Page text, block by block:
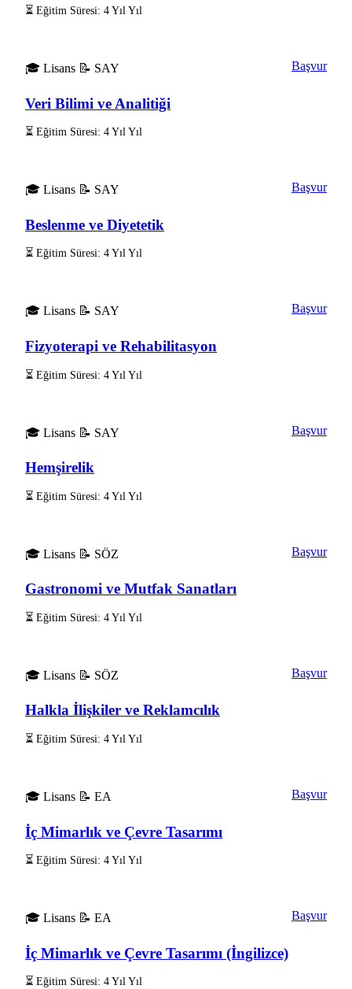
⏳ Eğitim Süresi: 4 Yıl Yıl
🎓 Lisans 📝 SAY
Veri Bilimi ve Analitiği
⏳ Eğitim Süresi: 4 Yıl Yıl
Başvur
🎓 Lisans 📝 SAY
Beslenme ve Diyetetik
⏳ Eğitim Süresi: 4 Yıl Yıl
Başvur
🎓 Lisans 📝 SAY
Fizyoterapi ve Rehabilitasyon
⏳ Eğitim Süresi: 4 Yıl Yıl
Başvur
🎓 Lisans 📝 SAY
Hemşirelik
⏳ Eğitim Süresi: 4 Yıl Yıl
Başvur
🎓 Lisans 📝 SÖZ
Gastronomi ve Mutfak Sanatları
⏳ Eğitim Süresi: 4 Yıl Yıl
Başvur
🎓 Lisans 📝 SÖZ
Halkla İlişkiler ve Reklamcılık
⏳ Eğitim Süresi: 4 Yıl Yıl
Başvur
🎓 Lisans 📝 EA
İç Mimarlık ve Çevre Tasarımı
⏳ Eğitim Süresi: 4 Yıl Yıl
Başvur
🎓 Lisans 📝 EA
İç Mimarlık ve Çevre Tasarımı (İngilizce)
⏳ Eğitim Süresi: 4 Yıl Yıl
Başvur